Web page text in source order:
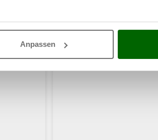
Anpassen
für diese Produkte